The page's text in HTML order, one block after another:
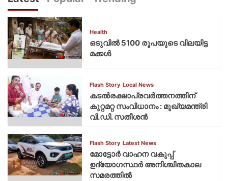
Health
ഒടുവിൽ 5100 രൂപയുടെ വിലയിട്ട
മക്കൾ
Flash Story Local News
കടല്‍രക്ഷാപ്രവര്‍ത്തനത്തിന്
കുറ്റമറ്റ സംവിധാനം : മുഖ്യമന്ത്രി
വി.ഡി. സതീശന്‍
Flash Story Latest News
മോട്ടോര്‍ വാഹന വകുപ്പ്
ഉദ്യോഗസ്ഥര്‍ അനിശ്ചിതകാല
സമരത്തില്‍